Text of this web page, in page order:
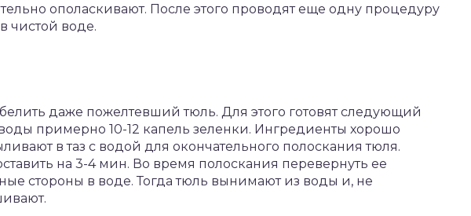
ополаскивают. После этого проводят еще одну процедуру
чистой воде.
даже пожелтевший тюль. Для этого готовят следующий
воды примерно 10-12 капель зеленки. Ингредиенты хорошо
в таз с водой для окончательного полоскания тюля.
на 3-4 мин. Во время полоскания перевернуть ее
стороны в воде. Тогда тюль вынимают из воды и, не